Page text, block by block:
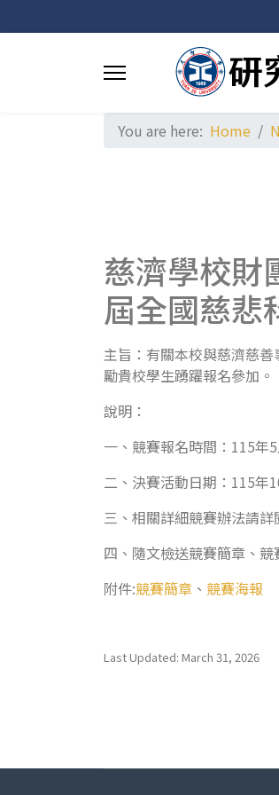
You are here: Home
慈濟學校財
屆全國慈悲
主旨：有關本校與慈濟慈
勵貴校學生踴躍報名參加。
說明：
一、競賽報名時間：115年
二、決賽活動日期：115年
三、相關詳細競賽辦法請
四、隨文檢送競賽簡章、競
附件:競賽簡章 、 競賽海報
Last Updated: March 31, 2026